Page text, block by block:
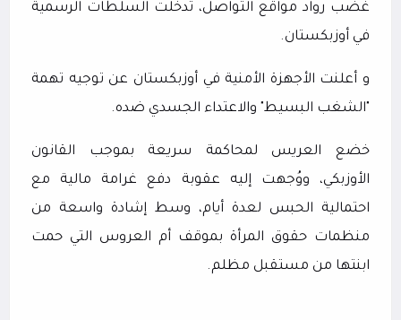
غضب رواد مواقع التواصل، تدخلت السلطات الرسمية
في أوزبكستان.
و أعلنت الأجهزة الأمنية في أوزبكستان عن توجيه تهمة
"الشغب البسيط" والاعتداء الجسدي ضده.
خضع العريس لمحاكمة سريعة بموجب القانون
الأوزبكي، ووُجهت إليه عقوبة دفع غرامة مالية مع
احتمالية الحبس لعدة أيام، وسط إشادة واسعة من
منظمات حقوق المرأة بموقف أم العروس التي حمت
ابنتها من مستقبل مظلم.